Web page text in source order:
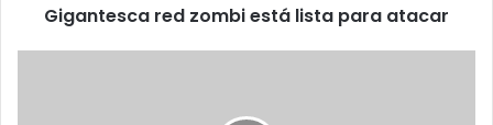
Gigantesca red zombi está lista para atacar